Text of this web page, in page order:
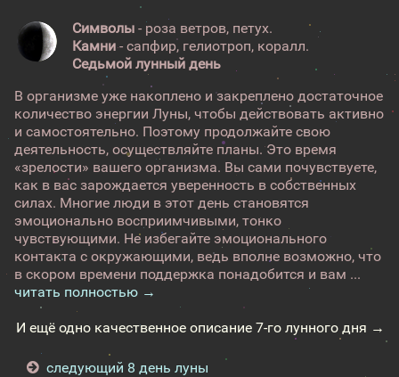
Символы - роза ветров, петух.
Камни- сапфир, гелиотроп, коралл.
Седьмой лунный день
В организме уже накоплено и закреплено достаточное
количество энергии Луны, чтобы действовать активно
и самостоятельно. Поэтому продолжайте свою
деятельность, осуществляйте планы. Это время
«зрелости» вашего организма. Вы сами почувствуете,
как в вас зарождается уверенность в собственных
силах. Многие люди в этот день становятся
эмоционально восприимчивыми, тонко
чувствующими. Не избегайте эмоционального
контакта с окружающими, ведь вполне возможно, что
в скором времени поддержка понадобится и вам ...
читать полностью →
И ещё одно качественное описание 7-го лунного дня →
следующий 8 день луны